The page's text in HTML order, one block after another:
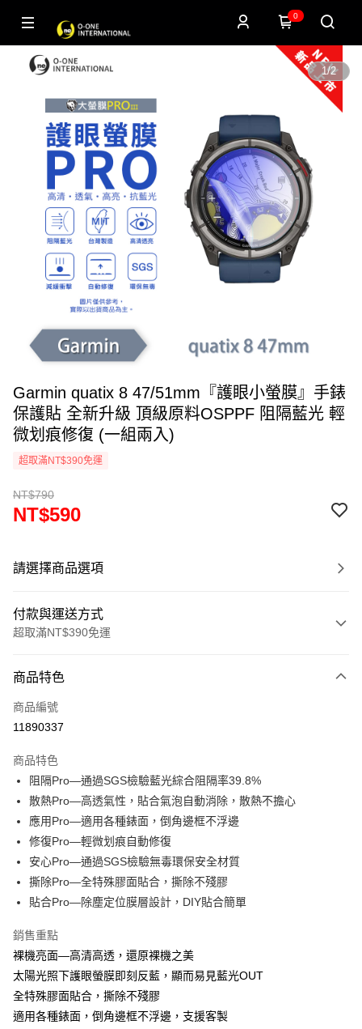
0
1/2
Garmin quatix 8 47/51mm『護眼小螢膜』手錶
保護貼 全新升級 頂級原料OSPPF 阻隔藍光 輕
微划痕修復 (一組兩入)
超取滿NT$390免運
NT$790
NT$590
請選擇商品選項
付款與運送方式
超取滿NT$390免運
信用卡一次付款
超商取貨付款
Apple Pay
街口支付
悠遊付
全盈+PAY
運送方式
全家取貨付款
每筆NT$60，滿NT$390(含以上)免運費
7-11取貨付款
商品特色
商品編號
11890337
商品特色
阻隔Pro—通過SGS檢驗藍光綜合阻隔率39.8%
散熱Pro—高透氣性，貼合氣泡自動消除，散熱不擔心
應用Pro—適用各種錶面，倒角邊框不浮邊
修復Pro—輕微划痕自動修復
安心Pro—通過SGS檢驗無毒環保安全材質
撕除Pro—全特殊膠面貼合，撕除不殘膠
貼合Pro—除塵定位膜層設計，DIY貼合簡單
銷售重點
裸機亮面—高清高透，還原裸機之美
太陽光照下護眼螢膜即刻反藍，顯而易見藍光OUT
全特殊膠面貼合，撕除不殘膠
適用各種錶面，倒角邊框不浮邊，支援客製